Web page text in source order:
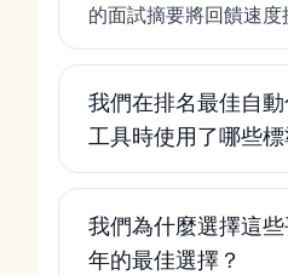
的面試摘要將回饋速度
我們在排名最佳自
工具時使用了哪些標
我們為什麼選擇這
年的最佳選擇？